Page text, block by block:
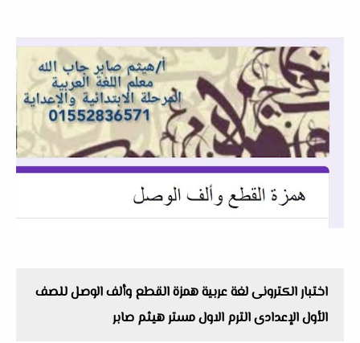
اختبار الكترونى لغة عربية همزة القطع وألف الوصل للصف
الأول الإعدادى الترم الاول مستر هيثم صابر